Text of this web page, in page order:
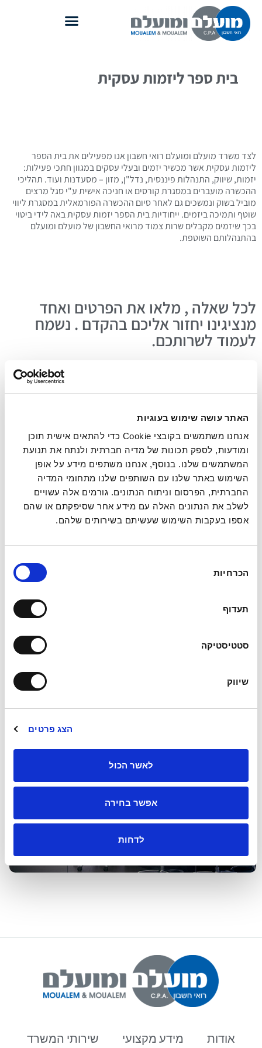
האתר עושה שימוש בעוגיות
אנחנו משתמשים בקובצי Cookie כדי להתאים אישית תוכן
ומודעות, לספק תכונות של מדיה חברתית ולנתח את תנועת
המשתמשים שלנו. בנוסף, אנחנו משתפים מידע על אופן
השימוש באתר שלנו עם השותפים שלנו מתחומי המדיה
החברתית, הפרסום וניתוח הנתונים. גורמים אלה עשויים
לשלב את הנתונים האלה עם מידע אחר שסיפקתם או שהם
אספו בעקבות השימוש שעשיתם בשירותים שלהם.
הסכמה
הכרחיות
תעדוף
סטטיסטיקה
שיווק
הצג פרטים
לאשר הכול
אפשר בחירה
לדחות
בית ספר ליזמות עסקית​
לצד משרד מועלם ומועלם רואי חשבון אנו מפעילים את בית הספר
ליזמות עסקית אשר מכשיר יזמים ובעלי עסקים במגוון חתכי פעילות:
יזמות, שיווק, התנהלות פיננסית, נדל"ן, מזון – מסעדנות ועוד. תהליכי
ההכשרה מועברים במסגרת קורסים או חניכה אישית ע"י סגל מרצים
מוביל בשוק ונמשכים גם לאחר סיום ההכשרה הפורמאלית במסגרת ליווי
שוטף ותמיכה ביזמים. ייחודיות בית הספר יזמות עסקית באה לידי ביטוי
בכך שיזמים מקבלים שרות צמוד מרואי החשבון של מועלם ומועלם
בהתנהלותם השוטפת.
לכל שאלה , מלאו את הפרטים ואחד
מנציגינו יחזור אליכם בהקדם . נשמח
לעמוד לשרותכם.
מועלם רואי חשבון
כתובת משרדינו:
רחוב הכנרת 5, בני ברק.
אודות מידע מקצועי שירותי המשרד